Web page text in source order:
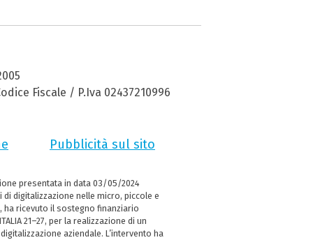
Fiscale / P.Iva 02437210996
Pubblicità sul sito
presentata in data 03/05/2024
digitalizzazione nelle micro, piccole e
ha ricevuto il sostegno finanziario
21–27, per la realizzazione di un
aziendale. L’intervento ha